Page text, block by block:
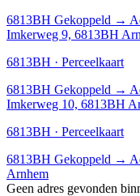
6813BH Gekoppeld →
Imkerweg 9, 6813BH
6813BH · Perceelkaart
6813BH Gekoppeld →
Imkerweg 10, 6813BH
6813BH · Perceelkaart
6813BH Gekoppeld →
Arnhem
Geen adres gevonden